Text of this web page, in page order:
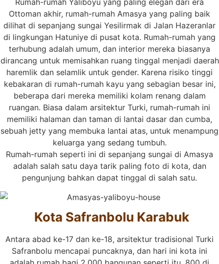
Rumah-rumah Yaliboyu yang paling elegan dari era
Ottoman akhir, rumah-rumah Amasya yang paling baik
dilihat di sepanjang sungai Yesilirmak di Jalan Hazeranlar
di lingkungan Hatuniye di pusat kota. Rumah-rumah yang
terhubung adalah umum, dan interior mereka biasanya
dirancang untuk memisahkan ruang tinggal menjadi daerah
haremlik dan selamlik untuk gender. Karena risiko tinggi
kebakaran di rumah-rumah kayu yang sebagian besar ini,
beberapa dari mereka memiliki kolam renang dalam
ruangan. Biasa dalam arsitektur Turki, rumah-rumah ini
memiliki halaman dan taman di lantai dasar dan cumba,
sebuah jetty yang membuka lantai atas, untuk menampung
keluarga yang sedang tumbuh.
Rumah-rumah seperti ini di sepanjang sungai di Amasya
adalah salah satu daya tarik paling foto di kota, dan
pengunjung bahkan dapat tinggal di salah satu.
Kota Safranbolu Karabuk
Antara abad ke-17 dan ke-18, arsitektur tradisional Turki
Safranbolu mencapai puncaknya, dan hari ini kota ini